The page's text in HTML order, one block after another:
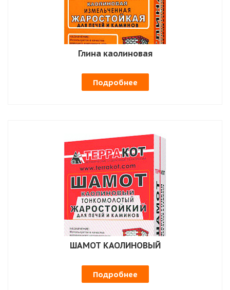
Глина каолиновая
Подробнее
ШАМОТ КАОЛИНОВЫЙ
Подробнее